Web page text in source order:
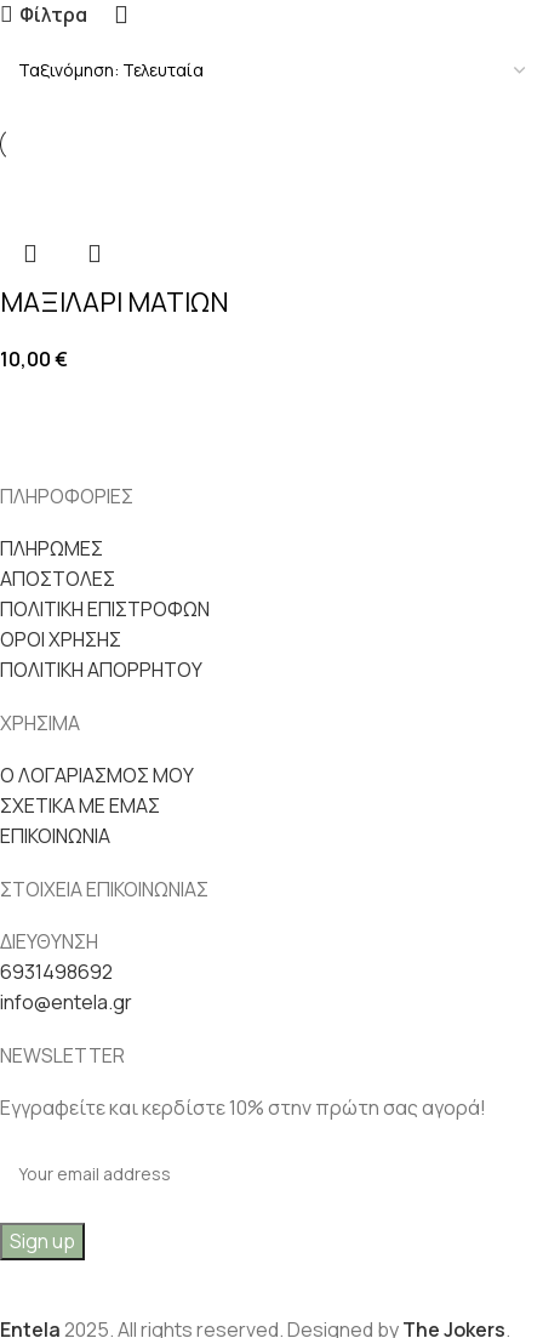
Φίλτρα
ΜΑΞΙΛΑΡΙ ΜΑΤΙΩΝ
10,00€
ΠΛΗΡΟΦΟΡΙΕΣ
ΠΛΗΡΩΜΕΣ
ΑΠΟΣΤΟΛΕΣ
ΠΟΛΙΤΙΚΗ ΕΠΙΣΤΡΟΦΩΝ
ΟΡΟΙ ΧΡΗΣΗΣ
ΠΟΛΙΤΙΚΗ ΑΠΟΡΡΗΤΟΥ
ΧΡΗΣΙΜΑ
Ο ΛΟΓΑΡΙΑΣΜΟΣ ΜΟΥ
ΣΧΕΤΙΚΑ ΜΕ ΕΜΑΣ
ΕΠΙΚΟΙΝΩΝΙΑ
ΣΤΟΙΧΕΙΑ ΕΠΙΚΟΙΝΩΝΙΑΣ
ΔΙΕΥΘΥΝΣΗ
6931498692
info@entela.gr
NEWSLETTER
Εγγραφείτε και κερδίστε 10% στην πρώτη σας αγορά!
Entela2025. All rights reserved. Designed byThe Jokers.